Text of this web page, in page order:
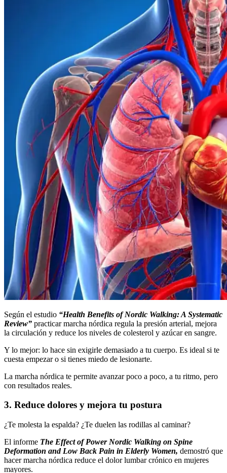
Según el estudio “Health Benefits of Nordic Walking: A Systematic
Review” practicar marcha nórdica regula la presión arterial, mejora
la circulación y reduce los niveles de colesterol y azúcar en sangre.
Y lo mejor: lo hace sin exigirle demasiado a tu cuerpo. Es ideal si te
cuesta empezar o si tienes miedo de lesionarte.
La marcha nórdica te permite avanzar poco a poco, a tu ritmo, pero
con resultados reales.
3. Reduce dolores y mejora tu postura
¿Te molesta la espalda? ¿Te duelen las rodillas al caminar?
El informe The Effect of Power Nordic Walking on Spine
Deformation and Low Back Pain in Elderly Women, demostró que
hacer marcha nórdica reduce el dolor lumbar crónico en mujeres
mayores.